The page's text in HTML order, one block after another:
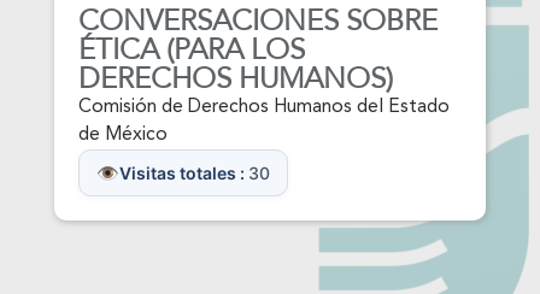
CONVERSACIONES SOBRE
ÉTICA (PARA LOS
DERECHOS HUMANOS)
Comisión de Derechos Humanos del Estado
de México
Visitas totales : 30